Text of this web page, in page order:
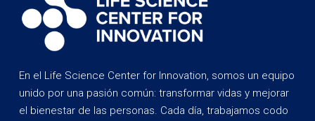
En el Life Science Center for Innovation, somos un equipo
unido por una pasión común: transformar vidas y mejorar
el bienestar de las personas. Cada día, trabajamos codo